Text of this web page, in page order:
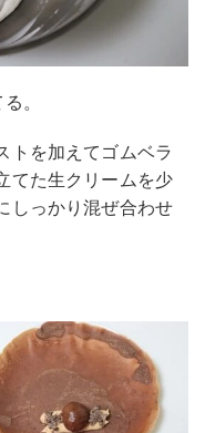
。
トを加えてゴムベラ
てた生クリームを少
しっかり混ぜ合わせ